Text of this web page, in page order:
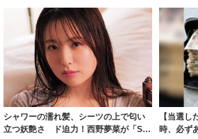
シャワーの濡れ髪、シーツの上で匂い
立つ妖艶さ ド迫力！西野夢菜が「SP
【当選し
時、必ず